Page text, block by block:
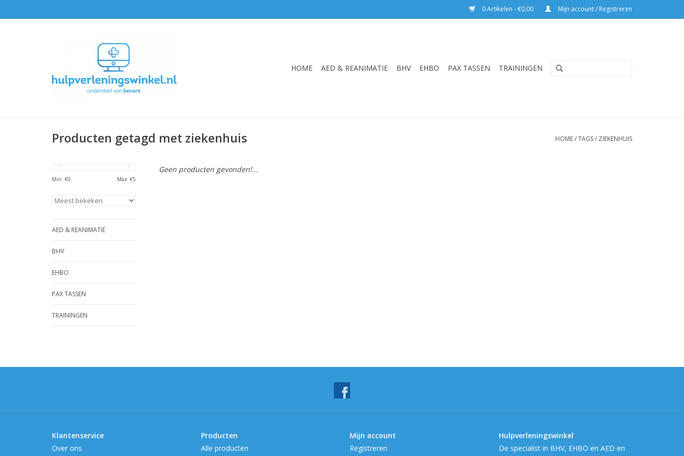
0 Artikelen - €0,00 Mijn account / Registreren
HOME AED & REANIMATIE BHV EHBO PAX TASSEN TRAININGEN
Producten getagd met ziekenhuis HOME/TAGS/ ZIEKENHUIS
Min: €0 Max: €5
AED & REANIMATIE
BHV
EHBO
PAX TASSEN
TRAININGEN
Geen producten gevonden!...
Klantenservice
Over ons
Producten
Alle producten
Mijn account
Registreren
Hulpverleningswinkel
De specialist in BHV, EHBO en AED en